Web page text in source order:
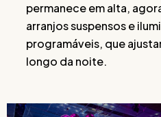
permanece em alta,
arranjos suspensos e
programáveis, que
longo da noite.